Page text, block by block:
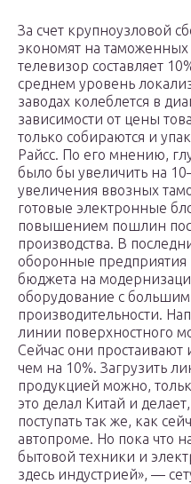
За счет крупноузловой
экономят на
телевизор составляет
среднем уровень
заводах колеблется в
зависимости от цены
только собираются и
Райсс. По его мнению,
было бы увеличить на
увеличения ввозных
готовые электронные
повышением пошлин
производства. В
оборонные предприятия
бюджета на
оборудование с большим
производительности.
линии поверхностного
Сейчас они
чем на 10%. Загрузить
продукцией можно,
это делал Китай и
поступать так же, как
автопроме. Но пока что
бытовой техники и
здесь индустрией», —